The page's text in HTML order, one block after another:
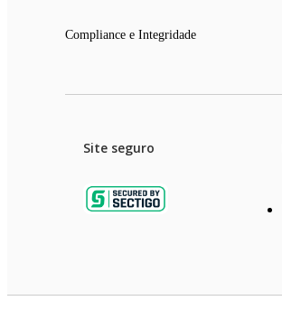
Compliance e Integridade
Site seguro